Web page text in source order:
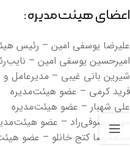
اعضای هیئت‌مدیره:
علیرضا یوسفی امین – رئیس
امیرحسین یوسفی امین –
شیرین بانی غیبی – مدیرعامل
فرید کرمی – عضو هیئت‌مدیره
علی شهبار – عضو هیئت‌مدیره
مهدی صوفی‌راد – عضو
محمدرضا کتج خانلو – عضو